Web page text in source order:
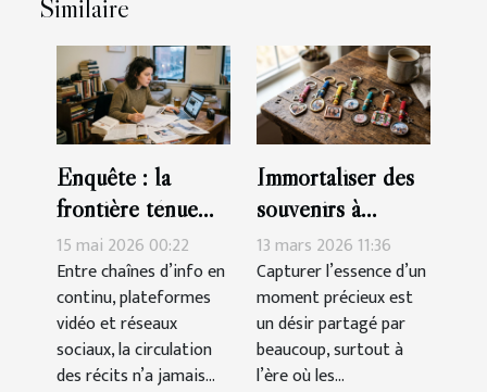
Similaire
Enquête : la
frontière ténue
entre information,
culture et
manipulation
15 mai 2026 00:22
Entre chaînes d’info en
continu, plateformes
vidéo et réseaux
sociaux, la circulation
des récits n’a jamais...
Immortaliser des
souvenirs à
travers des porte-
clés sur mesure
13 mars 2026 11:36
Capturer l’essence d’un
moment précieux est
un désir partagé par
beaucoup, surtout à
l’ère où les...